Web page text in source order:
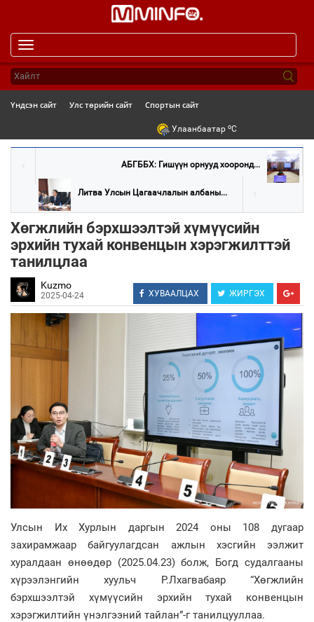
navigation
Үндсэн сайт Улс төрийн сайт Спортын сайт
Улаанбаатар oC
АБГББХ: Гишүүн орнууд хооронд...
Литва Улсын Цагаачлалын албаны...
Хөгжлийн бэрхшээлтэй хүмүүсийн
эрхийн тухай конвенцын хэрэгжилттэй
танилцлаа
Kuzmo
2025-04-24 ХУВААЛЦАХ ЖИРГЭХ
Улсын Их Хурлын даргын 2024 оны 108 дугаар
захирамжаар байгуулагдсан ажлын хэсгийн ээлжит
хуралдаан өнөөдөр (2025.04.23) болж, Богд судалгааны
хүрээлэнгийн хуульч Р.Лхагвабаяр “Хөгжлийн
бэрхшээлтэй хүмүүсийн эрхийн тухай конвенцын
хэрэгжилтийн үнэлгээний тайлан”-г танилцууллаа.